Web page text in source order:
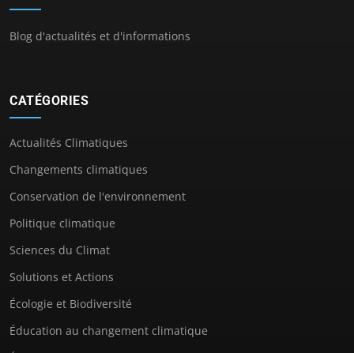
Blog d'actualités et d'informations
CATÉGORIES
Actualités Climatiques
Changements climatiques
Conservation de l'environnement
Politique climatique
Sciences du Climat
Solutions et Actions
Écologie et Biodiversité
Éducation au changement climatique